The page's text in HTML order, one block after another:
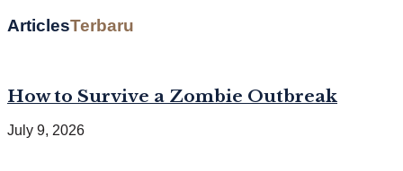
ArticlesTerbaru
How to Survive a Zombie Outbreak
July 9, 2026